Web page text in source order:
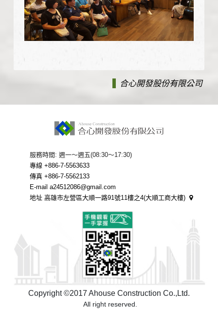
合心開發股份有限公司
服務時間: 週一～週五(08:30～17:30)
專線 +886-7-5563633
傳真 +886-7-5562133
E-mail a24512086@gmail.com
地址 高雄市左營區大順一路91號11樓之4(大順工商大樓)
Copyright ©2017 Ahouse Construction Co.,Ltd.
All right reserved.